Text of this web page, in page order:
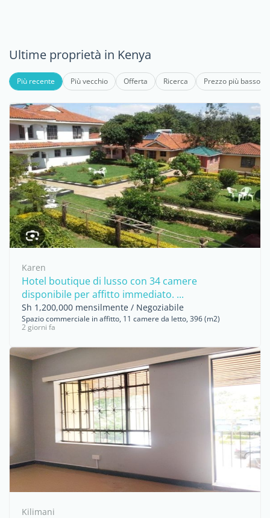
Ultime proprietà in Kenya
Più recente Più vecchio Offerta Ricerca Prezzo più basso
Karen
Hotel boutique di lusso con 34 camere
disponibile per affitto immediato. ...
Sh 1,200,000 mensilmente / Negoziabile
Spazio commerciale in affitto, 11 camere da letto, 396 (m2)
2 giorni fa
Kilimani